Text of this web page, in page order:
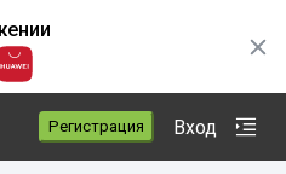
Регистрация Вход